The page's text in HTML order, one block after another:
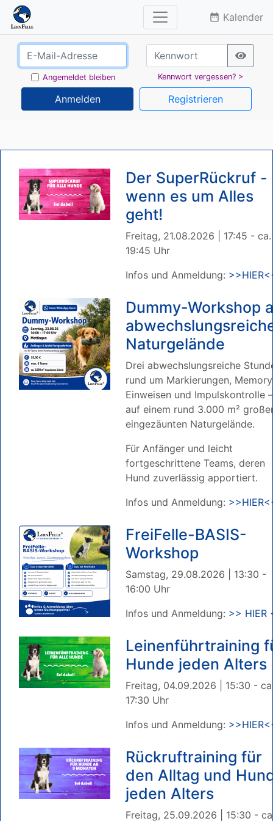
date_range Kalender
Angemeldet bleiben Kennwort vergessen? >
Anmelden Registrieren
Der SuperRückruf -
wenn es um Alles
geht!
Freitag, 21.08.2026 | 17:45 - ca.
19:45 Uhr
Infos und Anmeldung:
Dummy-Workshop
Naturgelände
Drei abwechslungsreiche
rund um Markierungen,
Einweisen und Impulskontrolle –
auf einem rund 3.000 m²
eingezäunten Naturgelände.
Für Anfänger und leicht
fortgeschrittene Teams, deren
Hund zuverlässig apportiert.
Infos und Anmeldung:
FreiFelle-BASIS-
Workshop
Samstag, 29.08.2026 | 13:30 -
16:00 Uhr
Infos und Anmeldung: >> HIER
Leinenführtraining
Hunde jeden Alters
Freitag, 04.09.2026 | 15:30 -
17:30 Uhr
Infos und Anmeldung:
Rückruftraining für
den Alltag und
jeden Alters
Freitag, 25.09.2026 | 15:30 -